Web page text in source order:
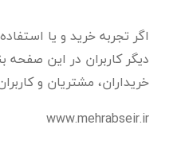
اگر تجربه خرید و یا
دیگر کاربران در این صفحه
خریداران، مشتریان و
www.mehrabseir.ir